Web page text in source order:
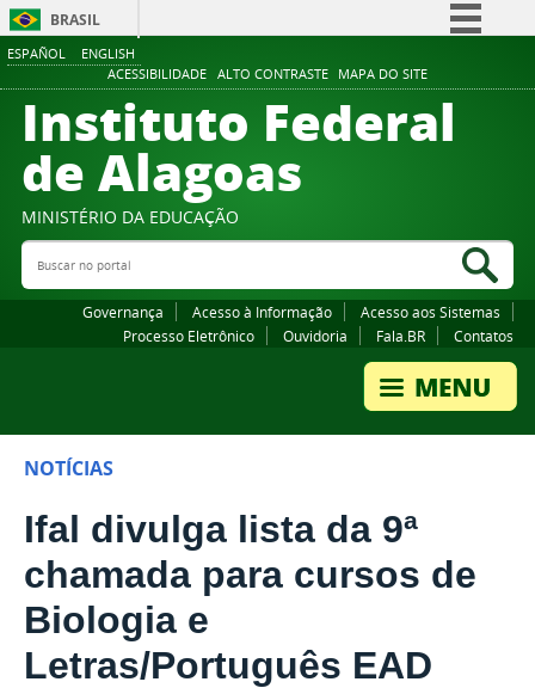
ESPAÑOL ENGLISH
ACESSIBILIDADE ALTO CONTRASTE MAPA DO SITE
BRASIL
Comunica BR
Participe
Canais
Instituto Federal
de Alagoas
MINISTÉRIO DA EDUCAÇÃO
Buscar no portal
Governança Acesso à Informação
Acesso aos Sistemas
Processo Eletrônico
Ouvidoria Fala.BR Contatos
NOTÍCIAS
Ifal divulga lista da 9ª
chamada para cursos de
Biologia e
Letras/Português EAD